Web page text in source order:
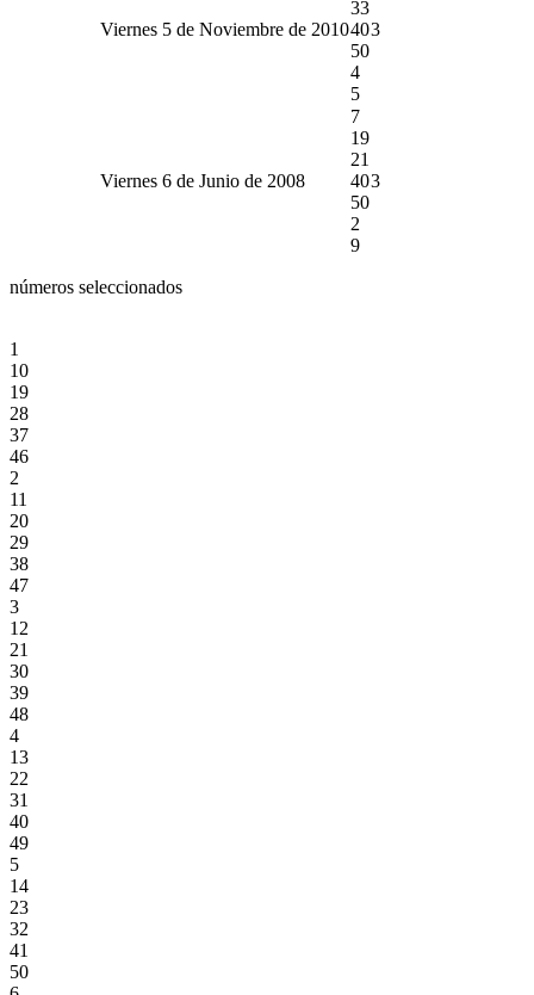
Viernes 5 de Noviembre de 2010
33
40
50
4
5
3
Viernes 6 de Junio de 2008
7
19
21
40
50
2
9
3
números seleccionados
1
10
19
28
37
46
2
11
20
29
38
47
3
12
21
30
39
48
4
13
22
31
40
49
5
14
23
32
41
50